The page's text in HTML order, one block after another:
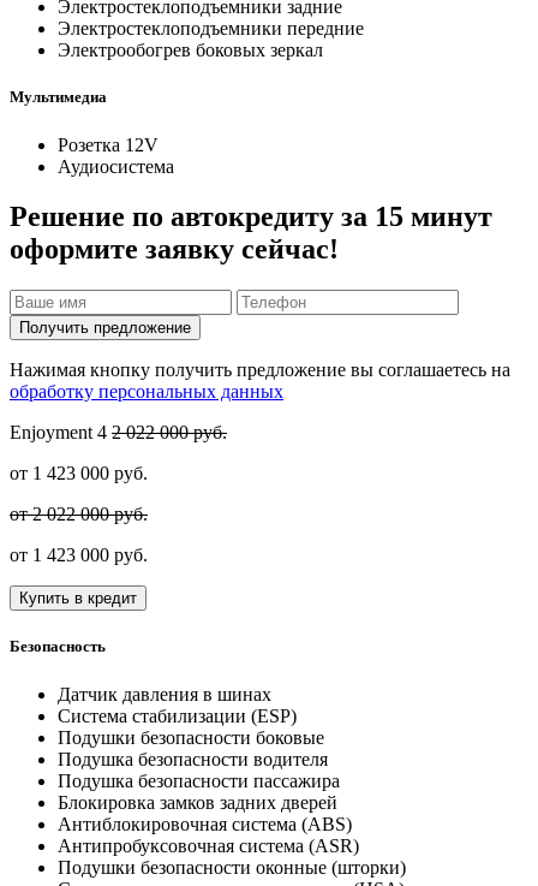
Электростеклоподъемники задние
Электростеклоподъемники передние
Электрообогрев боковых зеркал
Мультимедиа
Розетка 12V
Аудиосистема
Решение по автокредиту за 15 минут
оформите заявку сейчас!
Получить предложение
Нажимая кнопку получить предложение вы соглашаетесь на
обработку персональных данных
Enjoyment 4 2 022 000 руб.
от 1 423 000 руб.
от 2 022 000 руб.
от 1 423 000 руб.
Купить в кредит
Безопасность
Датчик давления в шинах
Система стабилизации (ESP)
Подушки безопасности боковые
Подушка безопасности водителя
Подушка безопасности пассажира
Блокировка замков задних дверей
Антиблокировочная система (ABS)
Антипробуксовочная система (ASR)
Подушки безопасности оконные (шторки)